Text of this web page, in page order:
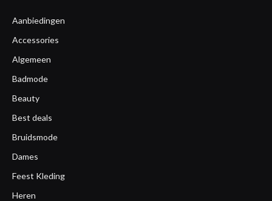
Aanbiedingen
Accessories
Algemeen
Badmode
Beauty
Best deals
Bruidsmode
Dames
Feest Kleding
Heren